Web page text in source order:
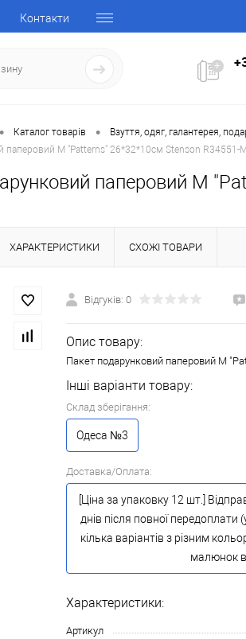
Контакти
• Каталог товарів • Взуття, одяг, галантерея,
паперовий M "Patterns" 26*32*10см Stenson R34551-
паперовий M
ХАРАКТЕРИСТИКИ СХОЖІ ТОВАРИ
Відгуків: 0
Опис товару:
Пакет подарунковий паперовий M
Інші варіанти товару:
Склад зберігання:
Одеса №3
Доставка/Оплата:
[Ціна за упаковку 12 шт.]
днів після повної
кілька варіантів з різним
малюнок
Характеристики:
Артикул